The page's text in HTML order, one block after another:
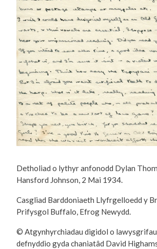
Detholiad o lythyr anfonodd Dylan
Hansford Johnson, 2 Mai 1934.
Casgliad Barddoniaeth Llyfrgelloedd y
Prifysgol Buffalo, Efrog Newydd.
© Atgynhyrchiadau digidol o
defnyddio gyda chaniatâd David